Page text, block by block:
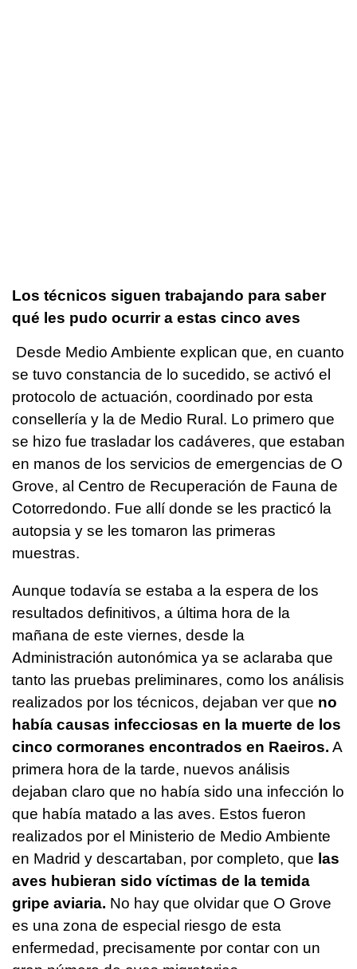
Los técnicos siguen trabajando para saber
qué les pudo ocurrir a estas cinco aves
Desde Medio Ambiente explican que, en cuanto
se tuvo constancia de lo sucedido, se activó el
protocolo de actuación, coordinado por esta
consellería y la de Medio Rural. Lo primero que
se hizo fue trasladar los cadáveres, que estaban
en manos de los servicios de emergencias de O
Grove, al Centro de Recuperación de Fauna de
Cotorredondo. Fue allí donde se les practicó la
autopsia y se les tomaron las primeras
muestras.
Aunque todavía se estaba a la espera de los
resultados definitivos, a última hora de la
mañana de este viernes, desde la
Administración autonómica ya se aclaraba que
tanto las pruebas preliminares, como los análisis
realizados por los técnicos, dejaban ver que no
había causas infecciosas en la muerte de los
cinco cormoranes encontrados en Raeiros. A
primera hora de la tarde, nuevos análisis
dejaban claro que no había sido una infección lo
que había matado a las aves. Estos fueron
realizados por el Ministerio de Medio Ambiente
en Madrid y descartaban, por completo, que las
aves hubieran sido víctimas de la temida
gripe aviaria. No hay que olvidar que O Grove
es una zona de especial riesgo de esta
enfermedad, precisamente por contar con un